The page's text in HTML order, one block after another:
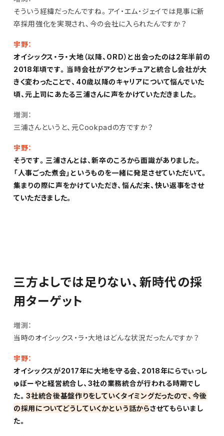
そういう経緯だったんですね。アイ・エム・ジェイでは見事に新
卒採用強化を実現され、今の会社に入られたんですか？
宇野：
オイシックス・ラ・大地（以降、ORD）と出会ったのは2年半前の
2018年頃です。当時会社がアクセンチュアと統合し会社が大
きく変わったことで、40歳以降のキャリアについて悩んでいた
頃、元上司にあたる三浦さんに声をかけていただきました。
増渕：
三浦さんというと、元Cookpadの方ですか？
宇野：
そうです。三浦さんとは、新卒のころから面識がありました。
「人事ごった煮会」というものを一緒に発足させていただいて。
集まりの際に声をかけていただき、悩んだ末、快い返事をさせ
ていただきました。
三方よしでは足りない、新時代の採
用ターゲット
増渕：
当時のオイシックス・ラ・大地はどんな状況だったんですか？
宇野：
オイシックスが2017年に大地を守る会、2018年にらでぃっし
ゅぼーやと経営統合し、3社の業務統合が行われる時期でし
た。3社統合後基盤作りをしていくタイミングだったので、今後
の採用についてどうしていくかという話からさせてもらいまし
た。